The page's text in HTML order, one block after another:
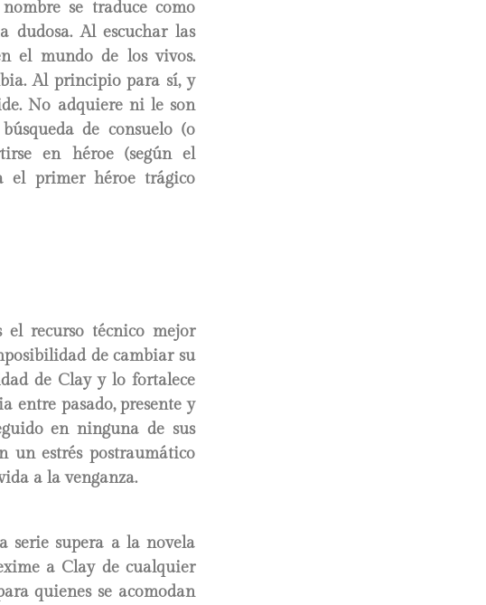
se traduce como
dudosa. Al escuchar las
el mundo de los vivos.
Al principio para sí, y
No adquiere ni le son
de consuelo (o
en héroe (según el
el primer héroe trágico
el recurso técnico mejor
de cambiar su
de Clay y lo fortalece
entre pasado, presente y
en ninguna de sus
un estrés postraumático
a la venganza.
serie supera a la novela
a Clay de cualquier
quienes se acomodan